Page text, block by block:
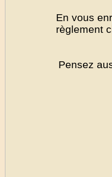
En vous
règlement
Pensez